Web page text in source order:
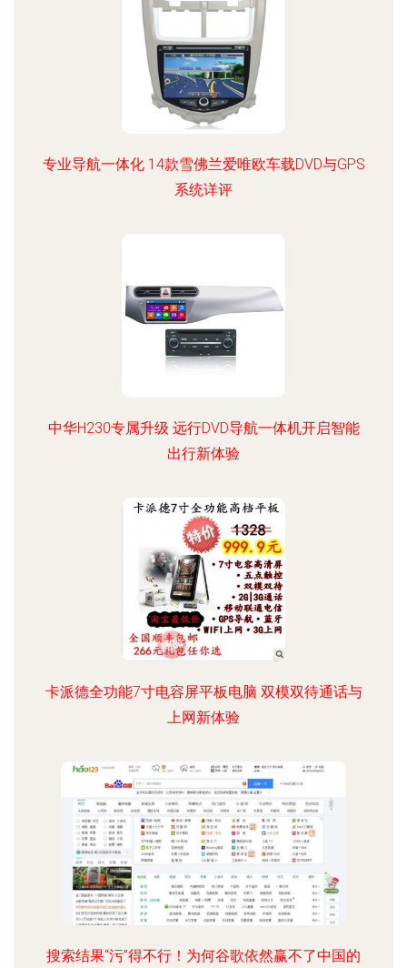
专业导航一体化 14款雪佛兰爱唯欧车载DVD与GPS
系统详评
中华H230专属升级 远行DVD导航一体机开启智能
出行新体验
卡派德全功能7寸电容屏平板电脑 双模双待通话与
上网新体验
搜索结果“污”得不行！为何谷歌依然赢不了中国的